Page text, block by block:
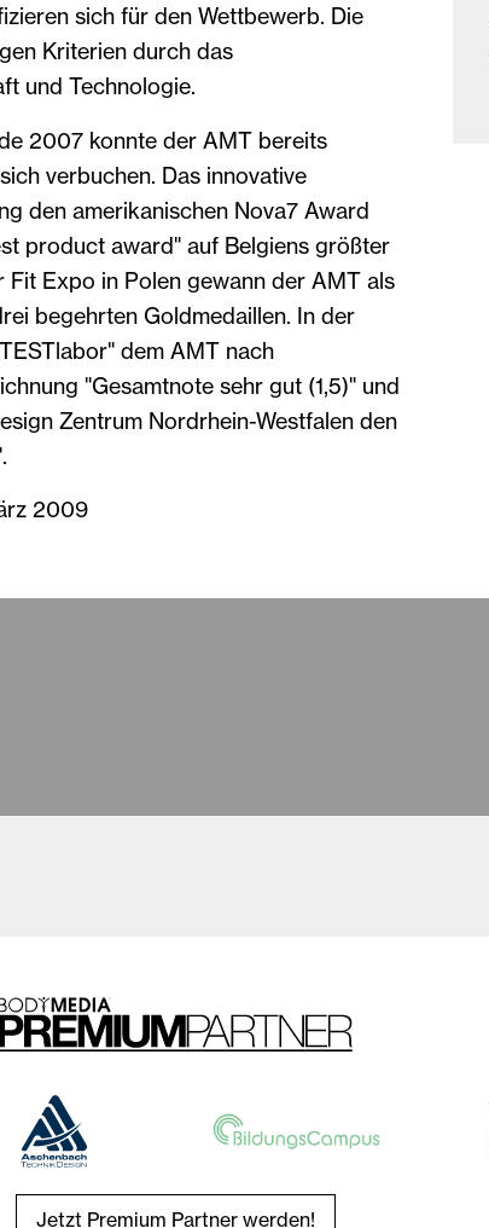
sich für den Wettbewerb. Die
Kriterien durch das
und Technologie.
2007 konnte der AMT bereits
verbuchen. Das innovative
den amerikanischen Nova7 Award
product award" auf Belgiens größter
Expo in Polen gewann der AMT als
begehrten Goldmedaillen. In der
dem AMT nach
"Gesamtnote sehr gut (1,5)" und
Zentrum Nordrhein-Westfalen den
2009
Jetzt Premium Partner werden!